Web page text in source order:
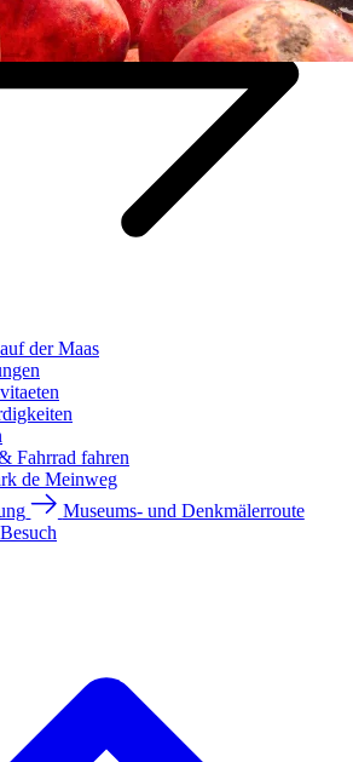
der Maas
Fahrrad fahren
de Meinweg
Museums- und Denkmälerroute